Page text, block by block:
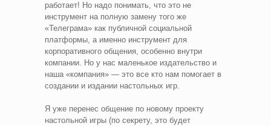
работает! Но надо понимать, что это не
инструмент на полную замену того же
«Телеграма» как публичной социальной
платформы, а именно инструмент для
корпоративного общения, особенно внутри
компании. Но у нас маленькое издательство и
наша «компания» — это все кто нам помогает в
создании и издании настольных игр.
Я уже перенес общение по новому проекту
настольной игры (по секрету, это будет